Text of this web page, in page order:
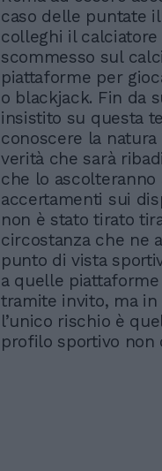
caso delle puntate
colleghi il calciatore
scommesso sul
piattaforme per
o blackjack. Fin da
insistito su questa
conoscere la
verità che sarà
che lo
accertamenti sui
non è stato tirato
circostanza che ne
punto di vista
a quelle
tramite invito, ma in
l’unico rischio è
profilo sportivo non